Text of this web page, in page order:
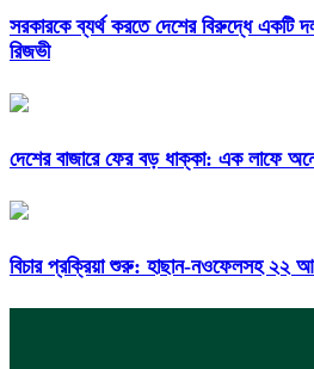
সরকারকে ব্যর্থ করতে দেশের বিরুদ্ধে একটি
রিজভী
দেশের বাজারে ফের বড় ধাক্কা: এক লাফে
বিচার প্রক্রিয়া শুরু: হাছান-নওফেলসহ ২২